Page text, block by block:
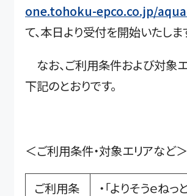
one.tohoku-epco.co.jp/
て、本日より受付を開始いたしま
なお、ご利用条件および対象
下記のとおりです。
＜ご利用条件・対象エリアなど＞
ご利用条 ・「よりそうｅね